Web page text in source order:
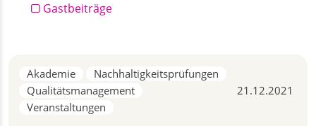
Gastbeiträge
Akademie
Nachhaltigkeitsprüfungen
Qualitätsmanagement
Veranstaltungen
21.12.2021